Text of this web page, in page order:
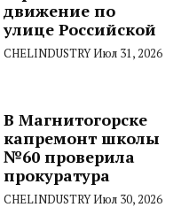
движение по
улице Российской
CHELINDUSTRYИюл 31, 2026
В Магнитогорске
капремонт школы
№60 проверила
прокуратура
CHELINDUSTRYИюл 30, 2026